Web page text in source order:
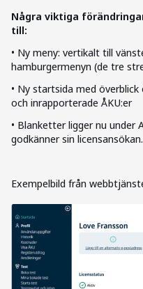
Några viktiga
till:
• Ny meny: vertikalt till
hamburgermenyn (de tre
• Ny startsida med
och inrapporterade ÅKU:er
• Blanketter ligger nu under
godkänner sin licensansökan.
Exempelbild från